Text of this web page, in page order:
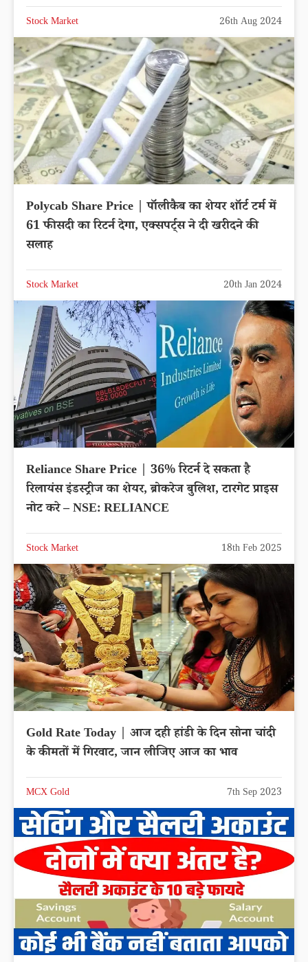
Stock Market 26th Aug 2024
Polycab Share Price | पॉलीकैब का शेयर शॉर्ट टर्म में
61 फीसदी का रिटर्न देगा, एक्सपर्ट्स ने दी खरीदने की
सलाह
Stock Market 20th Jan 2024
Reliance Share Price | 36% रिटर्न दे सकता है
रिलायंस इंडस्‍ट्रीज का शेयर, ब्रोकरेज बुलिश, टारगेट प्राइस
नोट करे – NSE: RELIANCE
Stock Market 18th Feb 2025
Gold Rate Today | आज दही हांडी के दिन सोना चांदी
के कीमतों में गिरवाट, जान लीजिए आज का भाव
MCX Gold 7th Sep 2023